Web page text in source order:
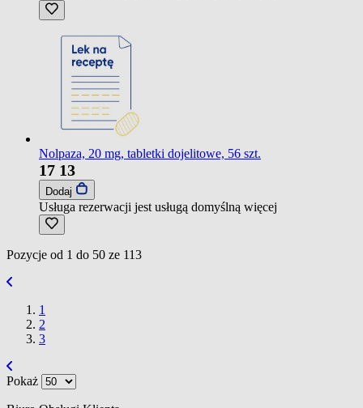
Nolpaza, 20 mg, tabletki dojelitowe, 56 szt.
17 13
Dodaj
Usługa rezerwacji jest usługą domyślną więcej
Pozycje od 1 do 50 ze 113
1
2
3
Pokaż